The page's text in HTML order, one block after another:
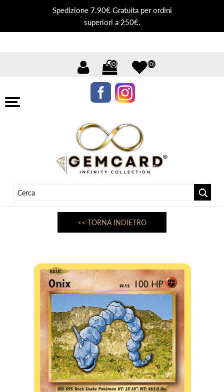
Spedizione 7.90€ Gratuita per ordini
superiori a 250€.
(0) (0)
<< TORNA INDIETRO